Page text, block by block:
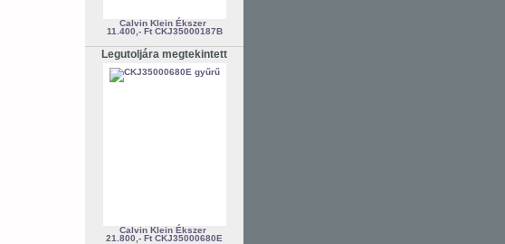
Calvin Klein Ékszer
11.400,- Ft CKJ35000187B
Legutoljára megtekintett
Calvin Klein Ékszer
21.800,- Ft CKJ35000680E